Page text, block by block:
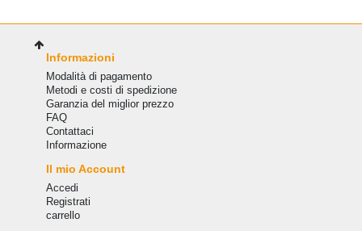
Informazioni
Modalità di pagamento
Metodi e costi di spedizione
Garanzia del miglior prezzo
FAQ
Сontattaci
Informazione
Il mio Account
Accedi
Registrati
carrello